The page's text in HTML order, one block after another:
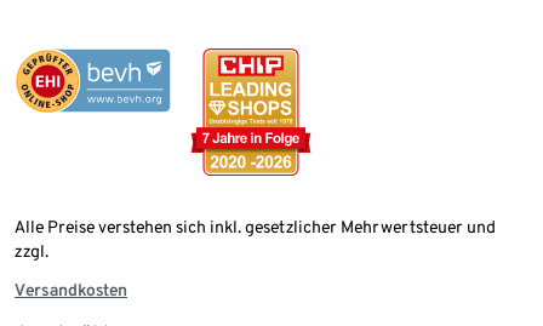
Alle Preise verstehen sich inkl. gesetzlicher Mehrwertsteuer und
zzgl.
Versandkosten